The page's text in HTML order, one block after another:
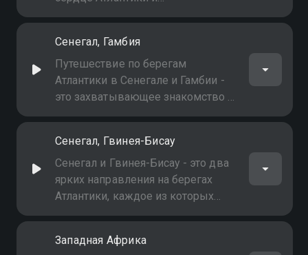
принадлежащий Португалии. Этот
вулканических островов, каждый
из которых обладает своей
уникальной природой и
атмосферой
Сенегал, Гамбия
Путешествие по берегам
Атлантики в Сенегале и Гамбии -
это захватывающее знакомство с
богатой культурой и
Западной Африки
Сенегал, Гвинея-Бисау
Сенегал и Гвинея-Бисау - это два
ярких направления на берегах
Атлантики, каждое из которых
обладает своим уникальным
наследием
Западная Африка